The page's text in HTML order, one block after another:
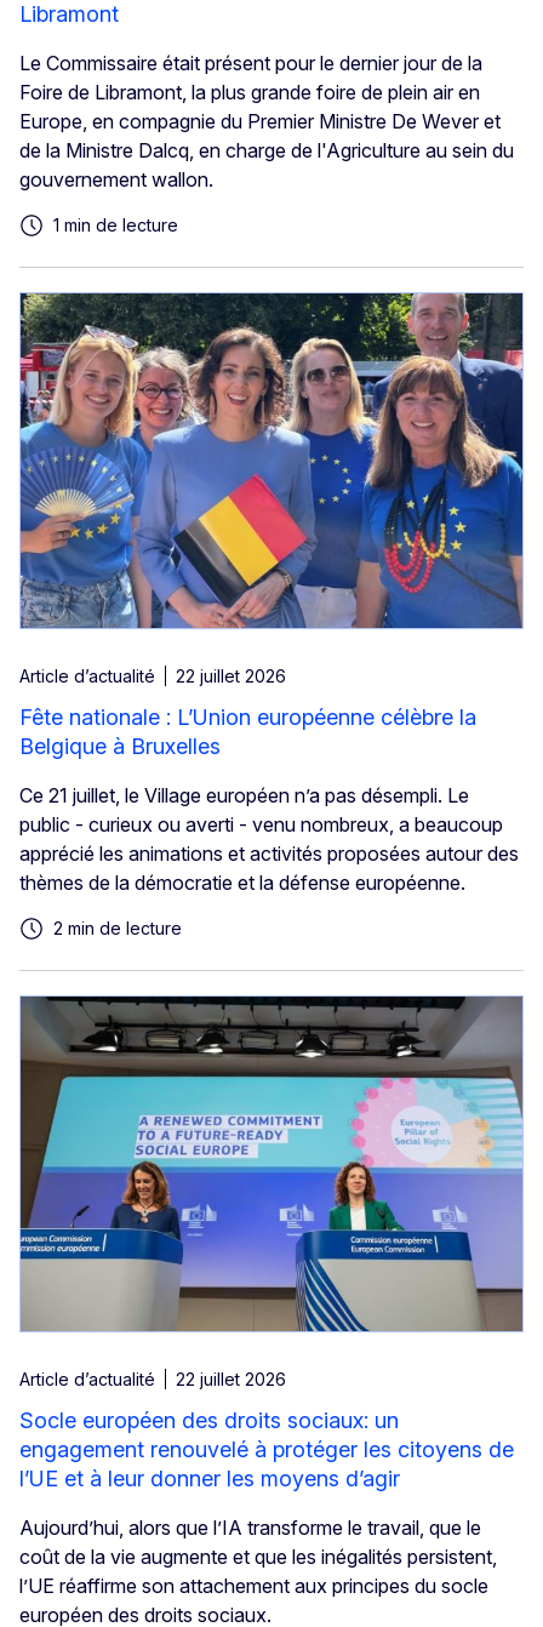
Libramont
Le Commissaire était présent pour le dernier jour de la
Foire de Libramont, la plus grande foire de plein air en
Europe, en compagnie du Premier Ministre De Wever et
de la Ministre Dalcq, en charge de l'Agriculture au sein du
gouvernement wallon.
1 min de lecture
Article d’actualité 22 juillet 2026
Fête nationale : L’Union européenne célèbre la
Belgique à Bruxelles
Ce 21 juillet, le Village européen n’a pas désempli. Le
public - curieux ou averti - venu nombreux, a beaucoup
apprécié les animations et activités proposées autour des
thèmes de la démocratie et la défense européenne.
2 min de lecture
Article d’actualité 22 juillet 2026
Socle européen des droits sociaux: un
engagement renouvelé à protéger les citoyens de
l’UE et à leur donner les moyens d’agir
Aujourd’hui, alors que l’IA transforme le travail, que le
coût de la vie augmente et que les inégalités persistent,
l’UE réaffirme son attachement aux principes du socle
européen des droits sociaux.